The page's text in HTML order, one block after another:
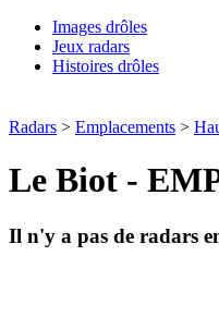
Images drôles
Jeux radars
Histoires drôles
Radars > Emplacements >
Le Biot -
Il n'y a pas de radars